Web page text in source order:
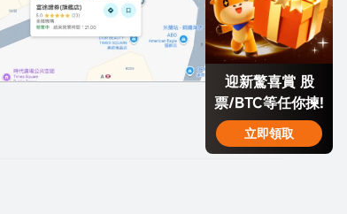
迎新驚喜賞 股
票/BTC等任你揀!
立即領取